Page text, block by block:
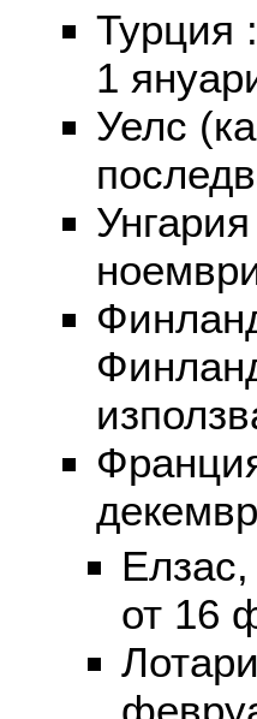
Турция
1
Уелс
от 16